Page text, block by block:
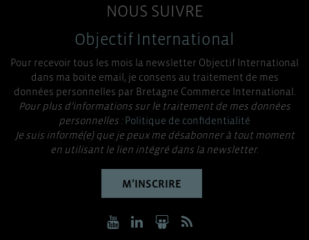
NOUS SUIVRE
Objectif International
Pour recevoir tous les mois la newsletter Objectif International
dans ma boite email, je consens au traitement de mes
données personnelles par Bretagne Commerce International.
Pour plus d’informations sur le traitement de mes données
personnelles :Politique de confidentialité
Je suis informé(e) que je peux me désabonner à tout moment
en utilisant le lien intégré dans la newsletter.
M’INSCRIRE